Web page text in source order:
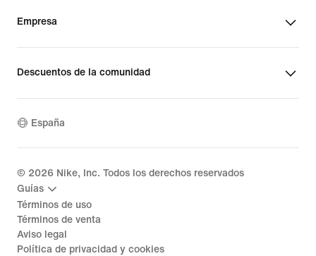
Empresa
Descuentos de la comunidad
España
© 2026 Nike, Inc. Todos los derechos reservados
Guías
Términos de uso
Términos de venta
Aviso legal
Política de privacidad y cookies